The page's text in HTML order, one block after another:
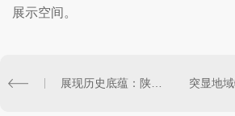
展示空间。